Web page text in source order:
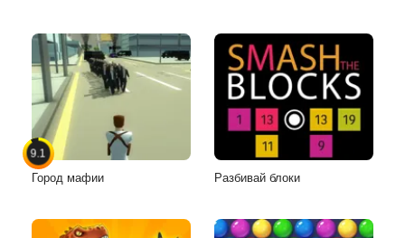
9.1
Город мафии Разбивай блоки